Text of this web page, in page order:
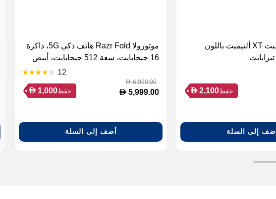
هاتف هواوي ميت XT ألتيميت باللون
حفظ D 2,100
أضف إلى السلة
موتورولا Razr Fold هاتف ذكي 5G، ذاكرة
16 جيجابايت، سعة 512 جيجابايت، أبيض
12
D6,999.00
D 5,999.00 حفظ D 1,000
أضف إلى السلة